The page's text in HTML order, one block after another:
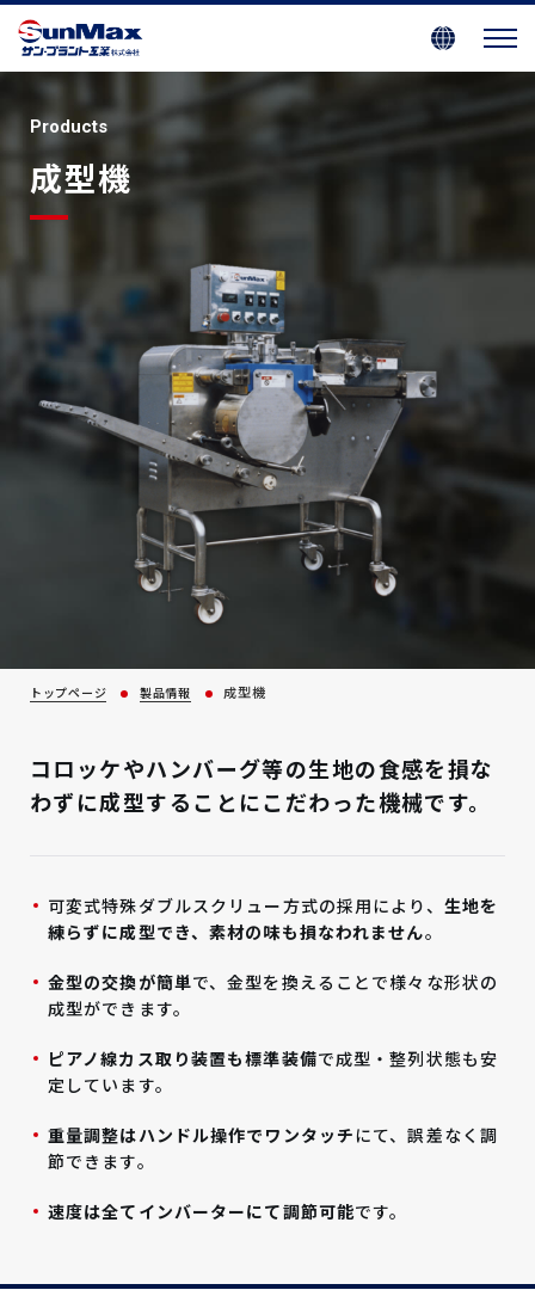
Products
成型機
トップページ 製品情報 成型機
コロッケやハンバーグ等の生地の食感を損な
わずに成型することにこだわった機械です。
可変式特殊ダブルスクリュー方式の採用により、 生地を
練らずに成型でき、素材の味も損なわれません。
金型の交換が簡単で、金型を換えることで様々な形状の
成型ができます。
ピアノ線カス取り装置も標準装備で成型・整列状態も安
定しています。
重量調整はハンドル操作でワンタッチにて、誤差なく調
節できます。
速度は全てインバーターにて調節可能です。